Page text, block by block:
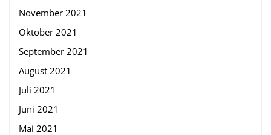
November 2021
Oktober 2021
September 2021
August 2021
Juli 2021
Juni 2021
Mai 2021